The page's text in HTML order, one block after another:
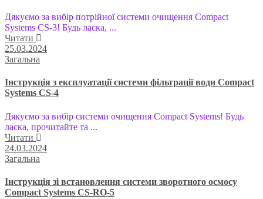
Дякуємо за вибір потрійної системи очищення Compact
Systems CS-3! Будь ласка, ...
Читати
25.03.2024
Загальна
Інструкція з експлуатації системи фільтрації води Compact
Systems CS-4
Дякуємо за вибір системи очищення Compact Systems! Будь
ласка, прочитайте та ...
Читати
24.03.2024
Загальна
Інструкція зі встановлення системи зворотного осмосу
Compact Systems CS-RO-5